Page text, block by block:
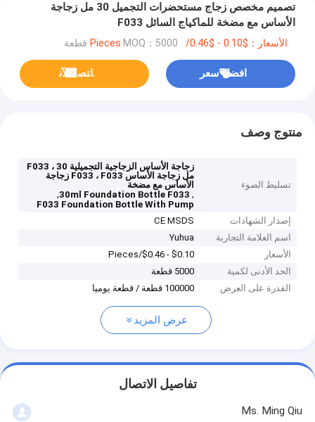
تصميم مخصص زجاج مستحضرات التجميل 30 مل زجاجة
الأساس مع مضخة للماكياج السائل F033
الأسعار：$0.10 - $0.46/Pieces MOQ：5000 قطعة
افضل سعر ﺎﺘﺼﻟ ﺍﻶﻧ
منتوج وصف
تسليط الضوء
زجاجة الأساس الزجاجية التجميلية F033 ، 30
مل زجاجة الأساس F033 ، F033 زجاجة
الأساس مع مضخة
,
30ml Foundation Bottle F033
,
F033 Foundation Bottle With Pump
إصدار الشهادات
CE MSDS
اسم العلامة التجارية
Yuhua
الأسعار
$0.10 - $0.46/Pieces
الحد الأدنى لكمية
5000 قطعة
القدرة على العرض
100000 قطعة / قطعة يوميا
عرض المزيد
تفاصيل الاتصال
Ms. Ming Qiu